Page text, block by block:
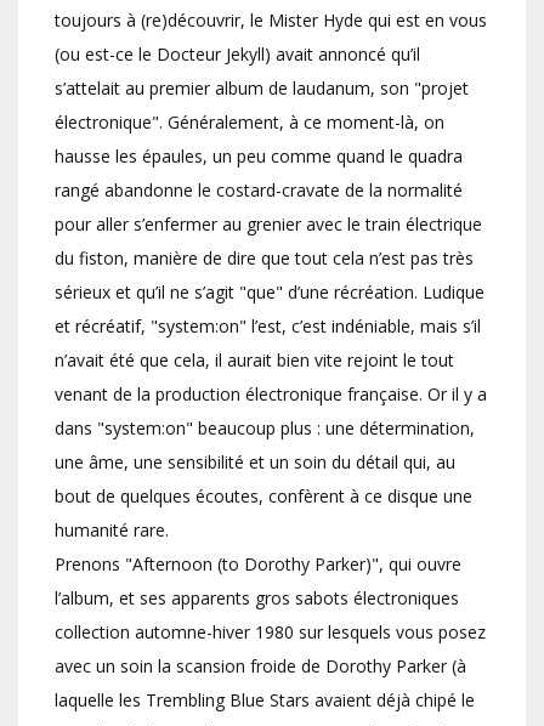
toujours à (re)découvrir, le Mister Hyde qui est en vous
(ou est-ce le Docteur Jekyll) avait annoncé qu’il
s’attelait au premier album de laudanum, son "projet
électronique". Généralement, à ce moment-là, on
hausse les épaules, un peu comme quand le quadra
rangé abandonne le costard-cravate de la normalité
pour aller s’enfermer au grenier avec le train électrique
du fiston, manière de dire que tout cela n’est pas très
sérieux et qu’il ne s’agit "que" d’une récréation. Ludique
et récréatif, "system:on" l’est, c’est indéniable, mais s’il
n’avait été que cela, il aurait bien vite rejoint le tout
venant de la production électronique française. Or il y a
dans "system:on" beaucoup plus : une détermination,
une âme, une sensibilité et un soin du détail qui, au
bout de quelques écoutes, confèrent à ce disque une
humanité rare.
Prenons "Afternoon (to Dorothy Parker)", qui ouvre
l’album, et ses apparents gros sabots électroniques
collection automne-hiver 1980 sur lesquels vous posez
avec un soin la scansion froide de Dorothy Parker (à
laquelle les Trembling Blue Stars avaient déjà chipé le